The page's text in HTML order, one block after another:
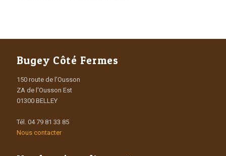
Bugey Côté Fermes
150 route de l'Ousson
ZA de l'Ousson Est
01300 BELLEY
Tél. 04 79 81 33 85
Nous contacter